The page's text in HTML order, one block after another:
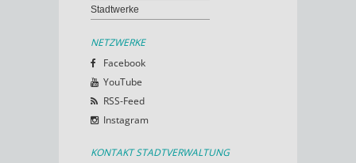
Stadtwerke
NETZWERKE
Facebook
YouTube
RSS-Feed
Instagram
KONTAKT STADTVERWALTUNG